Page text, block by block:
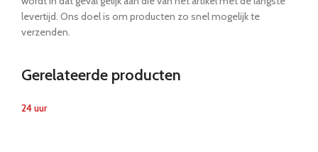
levertijd. Ons doel is om producten zo snel mogelijk te
verzenden.
Gerelateerde producten
24 uur